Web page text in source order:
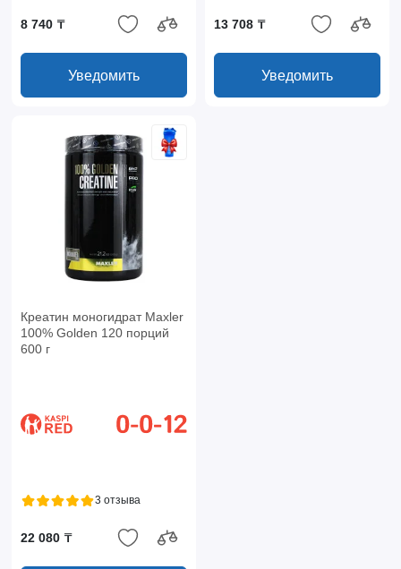
8 740 ₸
Уведомить
13 708 ₸
Уведомить
Креатин моногидрат Maxler
100% Golden 120 порций
600 г
3 отзыва
22 080 ₸